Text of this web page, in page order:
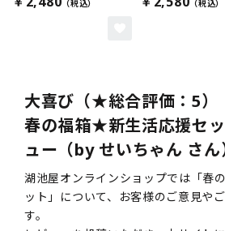
大喜び（★総合評価：5）
春の福箱★新生活応援セ
ュー（by せいちゃん さん
湖池屋オンラインショップでは「春
ット」について、お客様のご意見や
す。